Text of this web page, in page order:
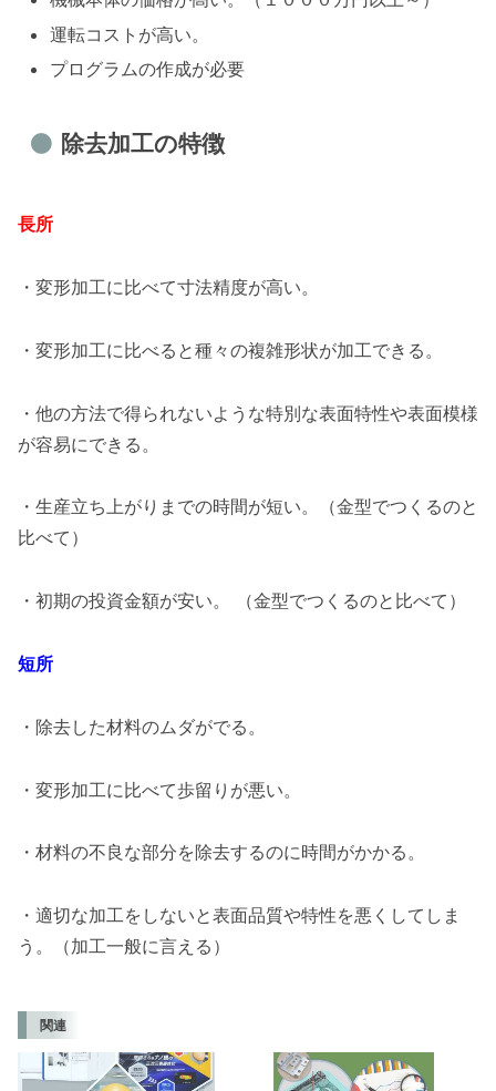
運転コストが高い。
プログラムの作成が必要
除去加工の特徴
長所
・変形加工に比べて寸法精度が高い。
・変形加工に比べると種々の複雑形状が加工できる。
・他の方法で得られないような特別な表面特性や表面模様
が容易にできる。
・生産立ち上がりまでの時間が短い。（金型でつくるのと
比べて）
・初期の投資金額が安い。 （金型でつくるのと比べて）
短所
・除去した材料のムダがでる。
・変形加工に比べて歩留りが悪い。
・材料の不良な部分を除去するのに時間がかかる。
・適切な加工をしないと表面品質や特性を悪くしてしま
う。（加工一般に言える）
関連